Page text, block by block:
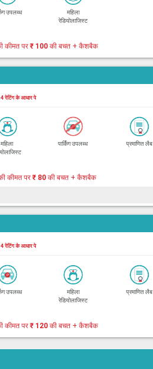
उपलब्ध
महिला
रेडियोलाजिस्ट
कीमत पर₹ 100 की बचत + कैशबैक
4 रेटिंग के आधार पे
महिला
पार्किंग उपलब्ध प्रमाणित लैब
कीमत पर₹ 80की बचत + कैशबैक
4 रेटिंग के आधार पे
उपलब्ध
महिला
रेडियोलाजिस्ट
प्रमाणित लैब
कीमत पर₹ 120 की बचत + कैशबैक